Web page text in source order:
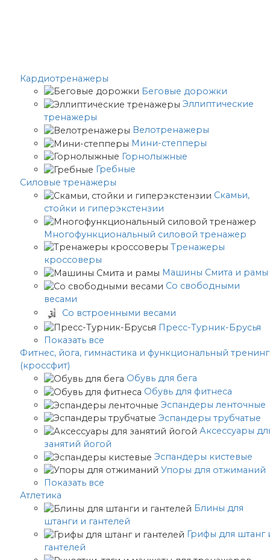
Кардиотренажеры
Беговые дорожки
Эллиптические
тренажеры
Велотренажеры
Мини-степперы
Горнолыжные
Гребные
Cиловые тренажеры
Скамьи,
стойки и гиперэкстензии
Многофункциональный силовой тренажер
Тренажеры
кроссоверы
Машины Смита и рамы
Со свободными
весами
Со встроенными весами
Пресс-Турник-Брусья
Показать все
Фитнес, йога, гимнастика и функциональный тренинг
(кроссфит)
Обувь для бега
Обувь для фитнеса
Эспандеры ленточные
Эспандеры трубчатые
Аксессуары
занятий йогой
Эспандеры кистевые
Упоры для отжиманий
Показать все
Атлетика
Блины для
штанги и гантелей
Грифы для штанг
гантелей